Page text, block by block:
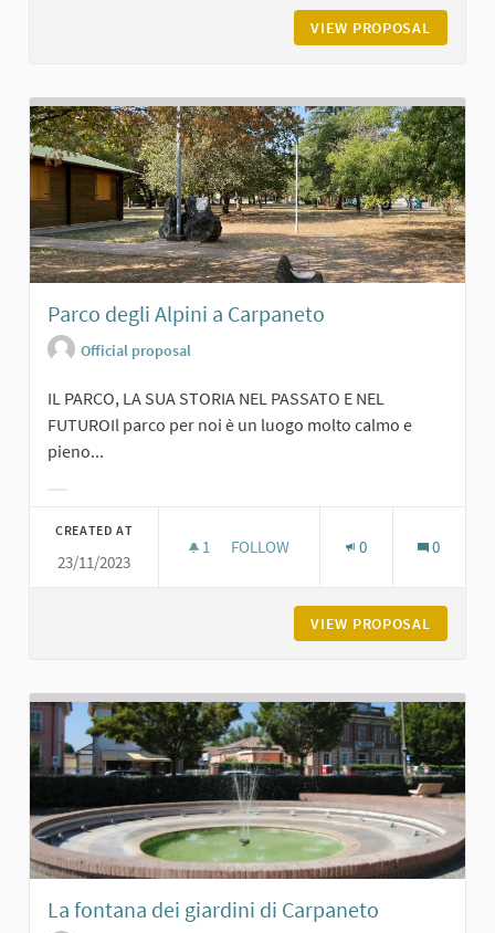
VIEW PROPOSAL
Parco degli Alpini a Carpaneto
Official proposal
IL PARCO, LA SUA STORIA NEL PASSATO E NEL
FUTUROIl parco per noi è un luogo molto calmo e
pieno...
CREATED AT
23/11/2023
1 1 FOLLOWER
FOLLOW 0 0
VIEW PROPOSAL
La fontana dei giardini di Carpaneto